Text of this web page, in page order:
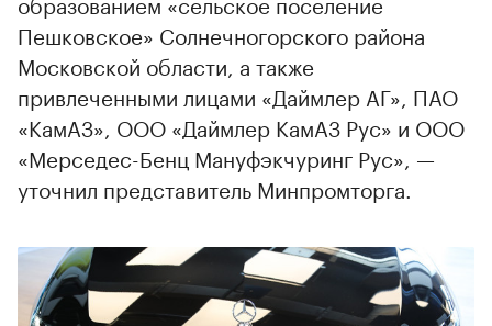
Пешковское» Солнечногорского района
Московской области, а также
привлеченными лицами «Даймлер АГ», ПАО
«КамАЗ», ООО «Даймлер КамАЗ Рус» и ООО
«Мерседес-Бенц Мануфэкчуринг Рус», —
уточнил представитель Минпромторга.